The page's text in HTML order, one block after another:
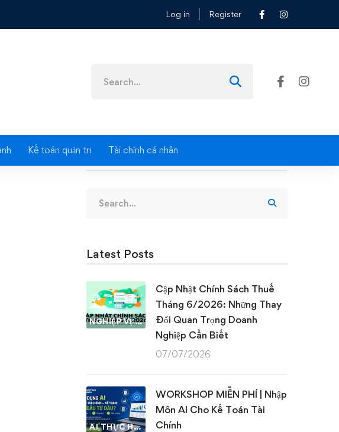
Log in Register
for:
Kế toán quản trị Tài chính cá nhân
for:
Latest Posts
NGHIỆP VỤ KẾ TOÁN & THUẾ
Cập Nhật Chính Sách Thuế
Tháng 6/2026: Những Thay
Đổi Quan Trọng Doanh
Nghiệp Cần Biết
07/07/2026
AI THỰC HÀNH
WORKSHOP MIỄN PHÍ | Nhập
Môn AI Cho Kế Toán Tài
Chính